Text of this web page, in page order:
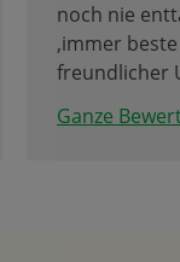
noch nie
,immer
freundlicher
Ganze